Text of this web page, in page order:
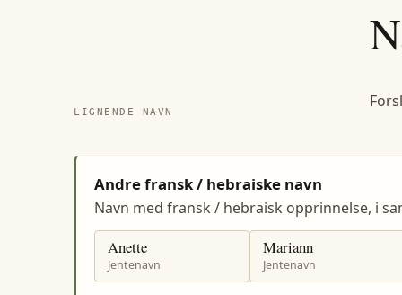
LIGNENDE NAVN
Andre fransk / hebraiske navn
Navn med fransk / hebraisk opprinnelse, i
Anette
Jentenavn
Mariann
Jentenavn